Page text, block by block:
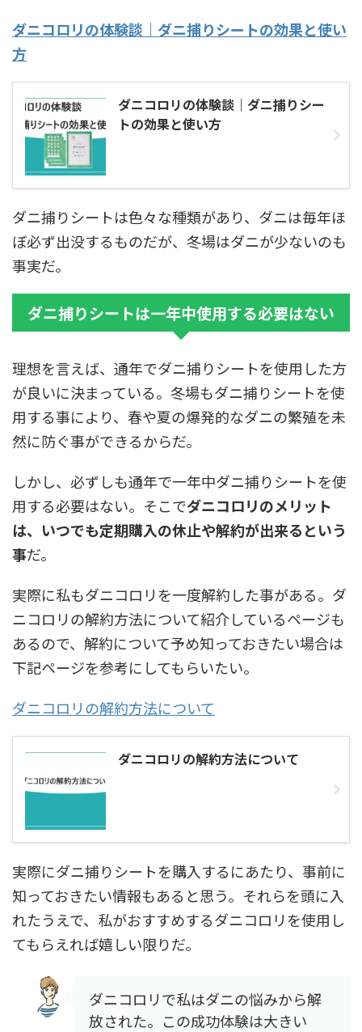
ダニコロリの体験談｜ダニ捕りシートの効果と使い
方
ダニコロリの体験談｜ダニ捕りシー
トの効果と使い方
ダニ捕りシートは色々な種類があり、ダニは毎年ほ
ぼ必ず出没するものだが、冬場はダニが少ないのも
事実だ。
ダニ捕りシートは一年中使用する必要はない
理想を言えば、通年でダニ捕りシートを使用した方
が良いに決まっている。冬場もダニ捕りシートを使
用する事により、春や夏の爆発的なダニの繁殖を未
然に防ぐ事ができるからだ。
しかし、必ずしも通年で一年中ダニ捕りシートを使
用する必要はない。そこでダニコロリのメリット
は、いつでも定期購入の休止や解約が出来るという
事だ。
実際に私もダニコロリを一度解約した事がある。ダ
ニコロリの解約方法について紹介しているページも
あるので、解約について予め知っておきたい場合は
下記ページを参考にしてもらいたい。
ダニコロリの解約方法について
ダニコロリの解約方法について
実際にダニ捕りシートを購入するにあたり、事前に
知っておきたい情報もあると思う。それらを頭に入
れたうえで、私がおすすめするダニコロリを使用し
てもらえれば嬉しい限りだ。
ダニコロリで私はダニの悩みから解
放された。この成功体験は大きい